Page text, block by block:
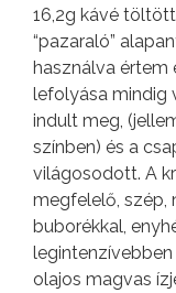
16,2g kávé
“pazaraló”
használva értem
lefolyása mindig
indult meg,
színben) és a
világosodott. A
megfelelő, szép,
buborékkal,
olajos magvas